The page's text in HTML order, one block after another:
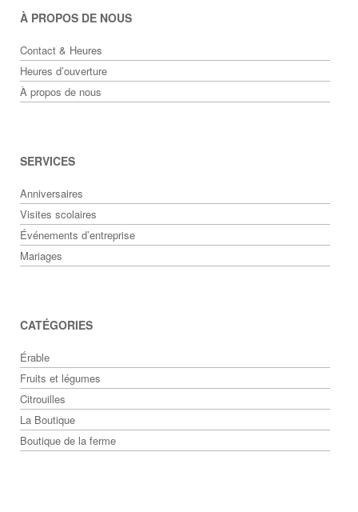
À PROPOS DE NOUS
Contact & Heures
Heures d’ouverture
À propos de nous
SERVICES
Anniversaires
Visites scolaires
Événements d’entreprise
Mariages
CATÉGORIES
Érable
Fruits et légumes
Citrouilles
La Boutique
Boutique de la ferme